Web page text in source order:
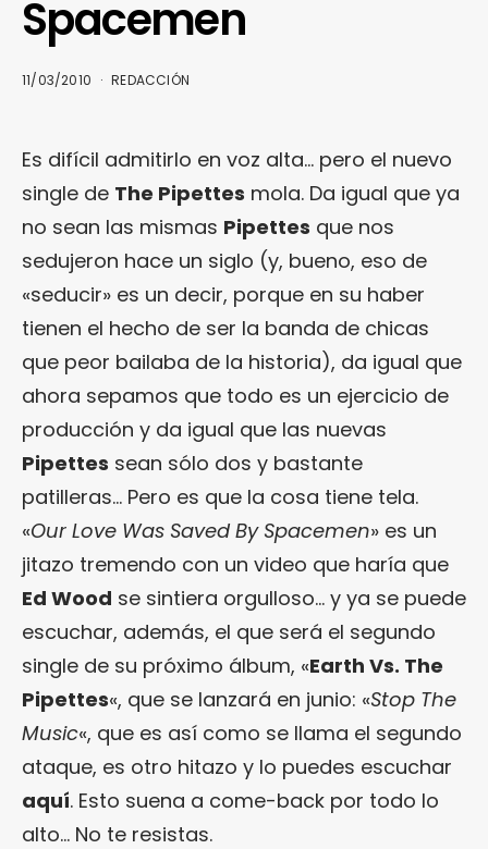
Spacemen
11/03/2010 REDACCIÓN
Es difícil admitirlo en voz alta… pero el nuevo
single de The Pipettes mola. Da igual que ya
no sean las mismas Pipettes que nos
sedujeron hace un siglo (y, bueno, eso de
«seducir» es un decir, porque en su haber
tienen el hecho de ser la banda de chicas
que peor bailaba de la historia), da igual que
ahora sepamos que todo es un ejercicio de
producción y da igual que las nuevas
Pipettes sean sólo dos y bastante
patilleras… Pero es que la cosa tiene tela.
«Our Love Was Saved By Spacemen» es un
jitazo tremendo con un video que haría que
Ed Wood se sintiera orgulloso… y ya se puede
escuchar, además, el que será el segundo
single de su próximo álbum, «Earth Vs. The
Pipettes«, que se lanzará en junio: «Stop The
Music«, que es así como se llama el segundo
ataque, es otro hitazo y lo puedes escuchar
aquí. Esto suena a come-back por todo lo
alto… No te resistas.